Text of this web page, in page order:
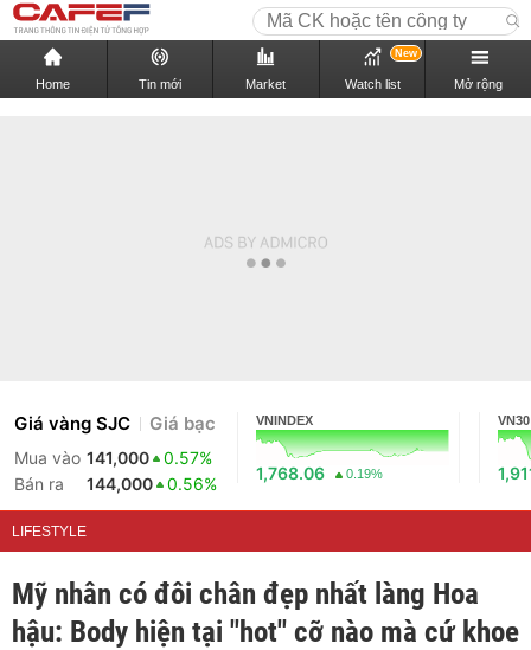
Home Tin mới Market Watch list
New
Mở rộng
Giá vàng SJC Giá bạc
Mua vào 141,000
0.57%
Bán ra
144,000 0.56%
VNINDEX
1,768.06 0.19%
VN30
LIFESTYLE
Mỹ nhân có đôi chân đẹp nhất làng Hoa
hậu: Body hiện tại "hot" cỡ nào mà cứ khoe